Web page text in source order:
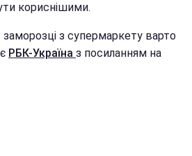
кориснішими.
з супермаркету варто
РБК-Україна з посиланням на